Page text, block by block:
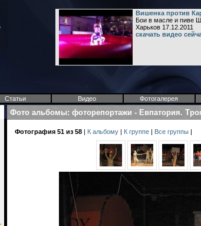
Вишенка против
Бои в масле и пиве
Харьков 17.12.2011
скачать видео
Статьи Видео Фотогалерея
Фото альбомы: фоторепортажи - Евпатория.
Фотография 51 из 58 | К альбому | К группе | Все группы |